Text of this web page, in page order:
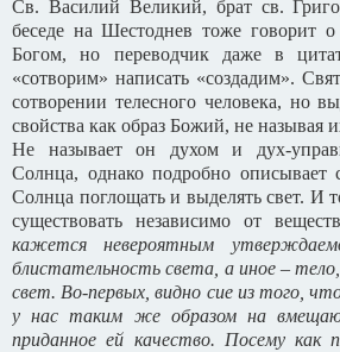
Св. Василий Великий, брат св.
беседе на Шестоднев тоже говорит о
Богом, но переводчик даже в
«сотворим» написать «создадим».
сотворении телесного человека, но
свойства как образ Божий, не называя
Не называет он духом и дух-
Солнца, однако подробно описывает
Солнца поглощать и выделять свет. И
существовать независимо от
кажется невероятным
блистательность света, а иное –
свет. Во-первых, видно сие из того,
у нас таким же образом на
приданное ей качество. Посему как